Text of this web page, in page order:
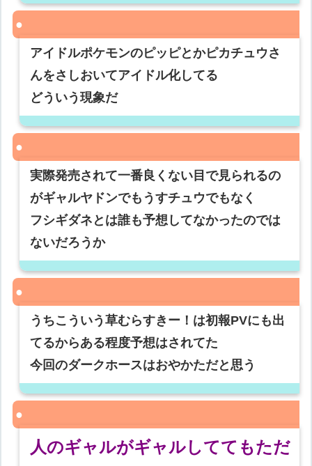
アイドルポケモンのピッピとかピカチュウさ
んをさしおいてアイドル化してる
どういう現象だ
実際発売されて一番良くない目で見られるの
がギャルヤドンでもうすチュウでもなく
フシギダネとは誰も予想してなかったのでは
ないだろうか
うちこういう草むらすきー！は初報PVにも出
てるからある程度予想はされてた
今回のダークホースはおやかただと思う
人のギャルがギャルしててもただ